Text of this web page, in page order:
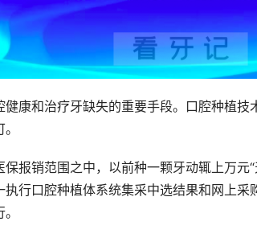
健康和治疗牙缺失的重要手段。口腔种植
报销范围之中，以前种一颗牙动辄上万
行口腔种植体系统集采中选结果和网上